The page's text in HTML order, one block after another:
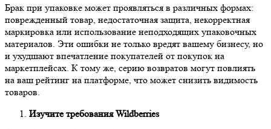
Брак при упаковке может проявляться в различных формах:
поврежденный товар, недостаточная защита, некорректная
маркировка или использование неподходящих упаковочных
материалов. Эти ошибки не только вредят вашему бизнесу, но
и ухудшают впечатление покупателей от покупок на
маркетплейсах. К тому же, серию возвратов могут повлиять
на ваш рейтинг на платформе, что может снизить видимость
товаров.
Изучите требования Wildberries